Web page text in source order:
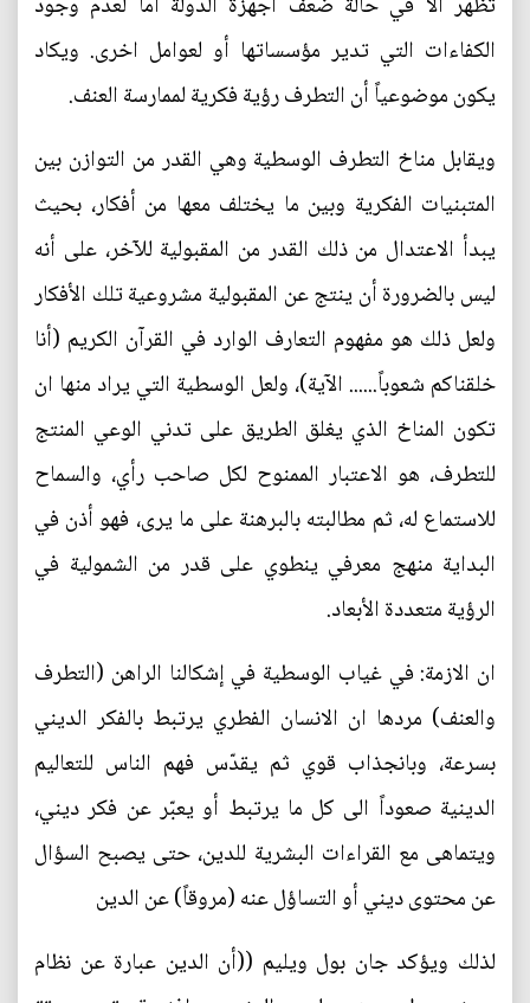
الكفاءات التي تدير مؤسساتها أو لعوامل اخرى. ويكاد
يكون موضوعياً أن التطرف رؤية فكرية لممارسة العنف.
ويقابل مناخ التطرف الوسطية وهي القدر من التوازن بين
المتبنيات الفكرية وبين ما يختلف معها من أفكار، بحيث
يبدأ الاعتدال من ذلك القدر من المقبولية للآخر، على أنه
ليس بالضرورة أن ينتج عن المقبولية مشروعية تلك الأفكار
ولعل ذلك هو مفهوم التعارف الوارد في القرآن الكريم (أنا
خلقناكم شعوباً...... الآية)، ولعل الوسطية التي يراد منها ان
تكون المناخ الذي يغلق الطريق على تدني الوعي المنتج
للتطرف، هو الاعتبار الممنوح لكل صاحب رأي، والسماح
للاستماع له، ثم مطالبته بالبرهنة على ما يرى، فهو أذن في
البداية منهج معرفي ينطوي على قدر من الشمولية في
الرؤية متعددة الأبعاد.
ان الازمة: في غياب الوسطية في إشكالنا الراهن (التطرف
والعنف) مردها ان الانسان الفطري يرتبط بالفكر الديني
بسرعة، وبانجذاب قوي ثم يقدّس فهم الناس للتعاليم
الدينية صعوداً الى كل ما يرتبط أو يعبّر عن فكر ديني،
ويتماهى مع القراءات البشرية للدين، حتى يصبح السؤال
عن محتوى ديني أو التساؤل عنه (مروقاً) عن الدين
لذلك ويؤكد جان بول ويليم ((أن الدين عبارة عن نظام